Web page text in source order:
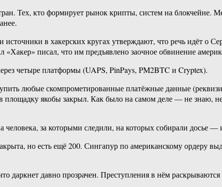
Тех, кто формирует рынок крипты, систем на блокчейне.
в хакерских кругах утверждают, что речь идёт о
писал, что им предъявлено заочное обвинение
четыре платформы (UAPS, PinPays, PM2BTC и Cryptex).
любые скомпрометированные платёжные данные
площадку якобы закрыл. Как было на самом деле — не знаю,
за которыми следили, на которых собирали досье —
но есть ещё 200. Сингапур по американскому ордеру
давно прозрачен. Преступления в нём раскрываются